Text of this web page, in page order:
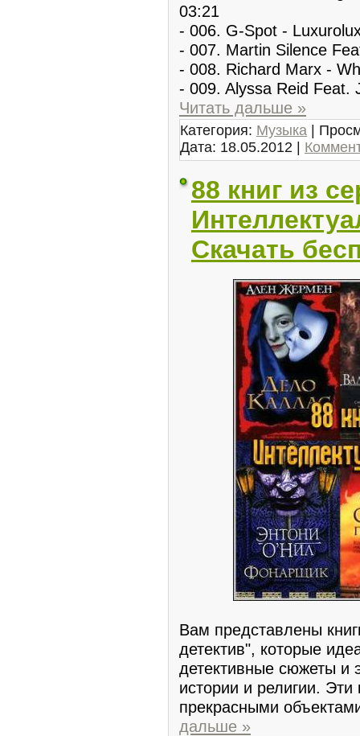
03:21
- 006. G-Spot -
- 007. Martin Silence
- 008. Richard Marx -
- 009. Alyssa Reid Feat.
Читать дальше »
Категория: Музыка |
Дата: 18.05.2012 |
88 книг из
Скачать
Вам представлены
детектив", которые
детективные сюжеты
истории и религии. Эти
прекрасными
дальше »